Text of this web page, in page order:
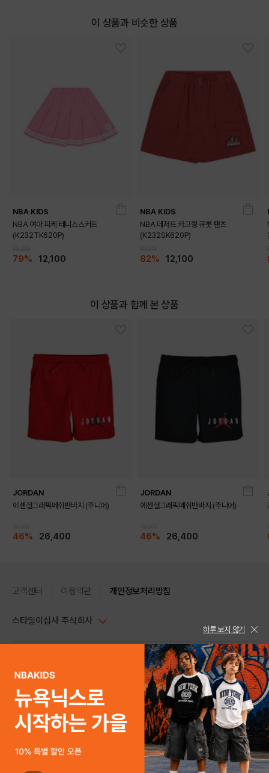
DETAILS
이 상품과 비슷한 상품
NBA KIDS
NBA 여아 피케 테니스스커트
(K232TK620P)
79% 12,100
NBA KIDS
NBA 데저트 카고형 큐롯 팬츠
(K232SK620P)
82% 12,100
이 상품과 함께 본 상품
JORDAN
에센셜그래픽메쉬반바지 (주니어)
46% 26,400
JORDAN
에센셜그래픽메쉬반바지 (주니어)
46% 26,400
고객센터 이용약관 개인정보처리방침
스타일이십사 주식회사
주소 : 서울시 강남구 논현로 633, 6층 (논현동, 한세엠케이빌딩)
사업자등록번호 : 116-81-32499
통신판매업신고번호 : 제 2024-서울강남-04239
호스팅 서비스 : 스타일이십사㈜
고객센터 1544-5336(평일 09:00~ 18:00 토/일/공휴일 휴무)
스타일24 고객센터 1544-5336
평일 09:00~ 18:00 (토/일/공휴일 휴무)
help Email : help@style24.com
COPYRIGHTⓒ2021 STYLE24 ALL RIGHTS RESERVED.
하루 보지 않기